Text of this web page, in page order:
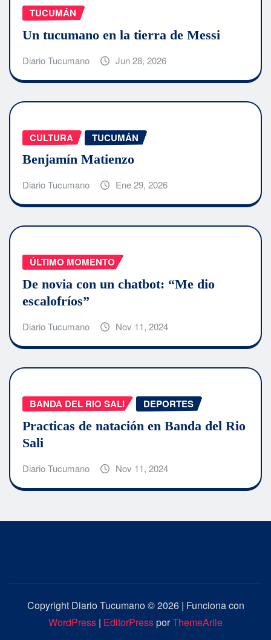
TUCUMÁN
Un tucumano en la tierra de Messi
Diario Tucumano Jun 28, 2026
CULTURA TUCUMÁN
Benjamín Matienzo
Diario Tucumano Ene 29, 2026
ÚLTIMO MOMENTO
De novia con un chatbot: “Me dio
escalofríos”
Diario Tucumano Nov 11, 2024
BANDA DEL RIO SALI DEPORTES
Practicas de natación en Banda del Rio
Sali
Diario Tucumano Nov 11, 2024
Copyright Diario Tucumano © 2026 | Funciona con
WordPress | EditorPressporThemeArile